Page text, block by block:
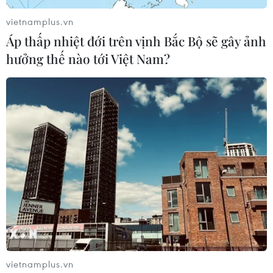
Tình hình dịch bệnh COVID-19 sáng 17/10:
Hơn 39,5 triệu người mắc
17/10/2020 02:10
Mỹ tiếp tục là quốc gia chịu ảnh hưởng nặng nề nhất
của đại dịch COVID-19 do virus SARS-CoV-2 gây ra, với
8.288.278 ca mắc và 223.644 ca tử vong.
vietnamplus.vn
Áp thấp nhiệt đới trên vịnh Bắc Bộ sẽ gây ảnh
hưởng thế nào tới Việt Nam?
vietnamplus.vn